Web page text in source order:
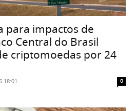
para impactos de
Central do Brasil
criptomoedas por 24
18:01 0